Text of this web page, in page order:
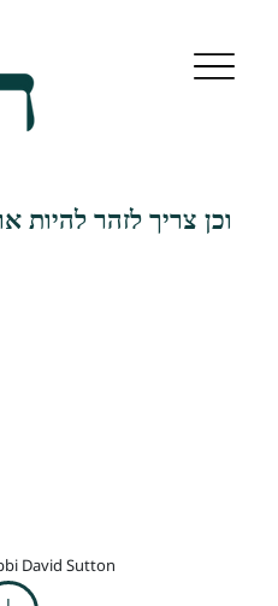
וכן צריך לזהר להיות
David Sutton